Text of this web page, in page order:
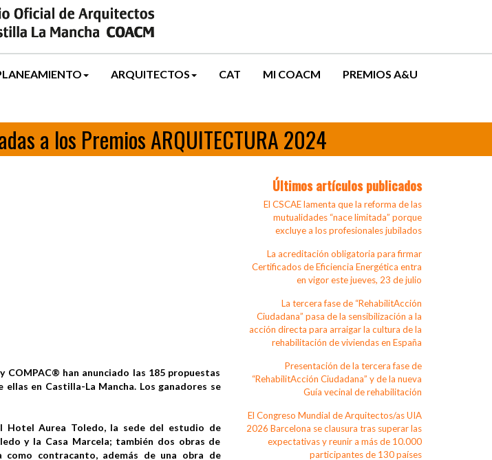
ARQUITECTOS CAT MI COACM PREMIOS A&U
a los Premios ARQUITECTURA 2024
COMPAC® han anunciado las 185 propuestas
ellas en Castilla-La Mancha. Los ganadores se
Hotel Aurea Toledo, la sede del estudio de
y la Casa Marcela; también dos obras de
como contracanto, además de una obra de
Últimos artículos publicados
El CSCAE lamenta que la reforma de las
mutualidades “nace limitada” porque
excluye a los profesionales jubilados
La acreditación obligatoria para firmar
Certificados de Eficiencia Energética entra
en vigor este jueves, 23 de julio
La tercera fase de “RehabilitAcción
Ciudadana” pasa de la sensibilización a la
acción directa para arraigar la cultura de la
rehabilitación de viviendas en España
Presentación de la tercera fase de
“RehabilitAcción Ciudadana” y de la nueva
Guía vecinal de rehabilitación
El Congreso Mundial de Arquitectos/as UIA
2026 Barcelona se clausura tras superar las
expectativas y reunir a más de 10.000
participantes de 130 países